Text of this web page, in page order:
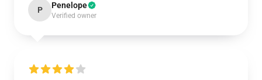
P Penelope
Verified owner